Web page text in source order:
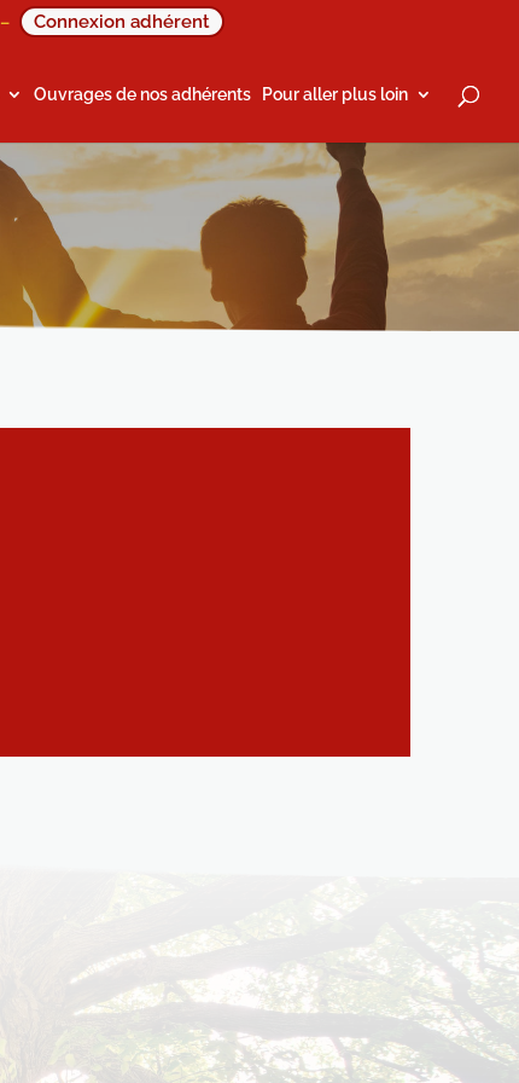
– Connexion adhérent
Ouvrages de nos adhérents Pour aller plus loin